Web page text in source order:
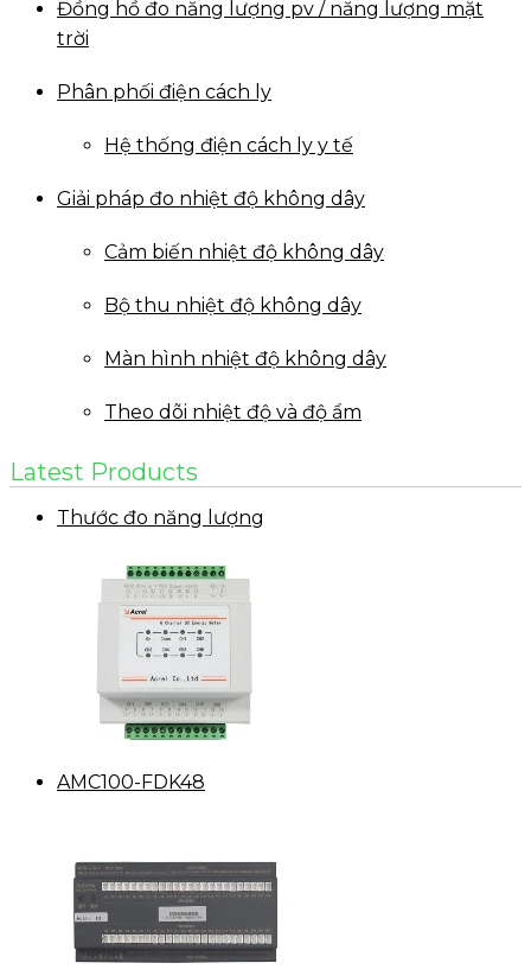
Đồng hồ đo năng lượng pv / năng lượng mặt
trời
Phân phối điện cách ly
Hệ thống điện cách ly y tế
Giải pháp đo nhiệt độ không dây
Cảm biến nhiệt độ không dây
Bộ thu nhiệt độ không dây
Màn hình nhiệt độ không dây
Theo dõi nhiệt độ và độ ẩm
Latest Products
Thước đo năng lượng
AMC100-FDK48